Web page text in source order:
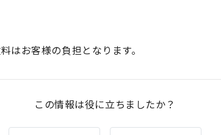
お客様の負担となります。
この情報は役に立ちましたか？